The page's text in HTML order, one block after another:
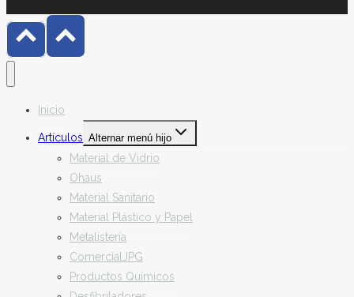
Inicio
Artículos Alternar menú hijo
Material de Vidrio
Ohaus
Material Sanitario
Material Plástico y Papel
Metalistería
ComercialJPG
Productos Químicos